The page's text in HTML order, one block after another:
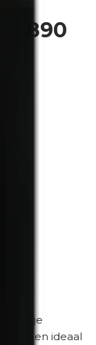
| 890
ideaal